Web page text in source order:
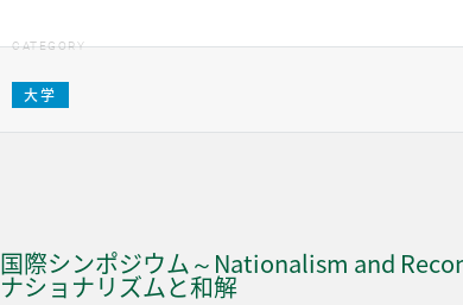
CATEGORY
大学
国際シンポジウム～Nationalism and
ナショナリズムと和解